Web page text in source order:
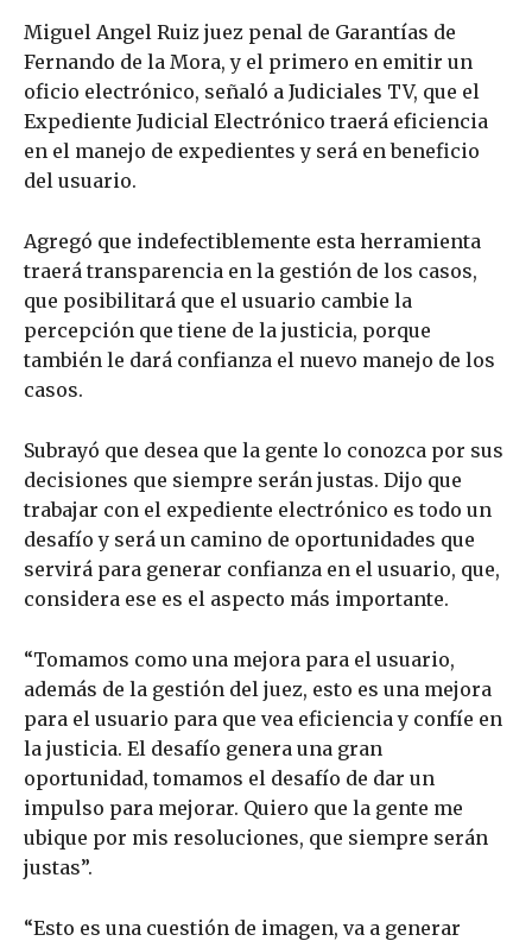
Miguel Angel Ruiz juez penal de Garantías de
Fernando de la Mora, y el primero en emitir un
oficio electrónico, señaló a Judiciales TV, que el
Expediente Judicial Electrónico traerá eficiencia
en el manejo de expedientes y será en beneficio
del usuario.
Agregó que indefectiblemente esta herramienta
traerá transparencia en la gestión de los casos,
que posibilitará que el usuario cambie la
percepción que tiene de la justicia, porque
también le dará confianza el nuevo manejo de los
casos.
Subrayó que desea que la gente lo conozca por sus
decisiones que siempre serán justas. Dijo que
trabajar con el expediente electrónico es todo un
desafío y será un camino de oportunidades que
servirá para generar confianza en el usuario, que,
considera ese es el aspecto más importante.
“Tomamos como una mejora para el usuario,
además de la gestión del juez, esto es una mejora
para el usuario para que vea eficiencia y confíe en
la justicia. El desafío genera una gran
oportunidad, tomamos el desafío de dar un
impulso para mejorar. Quiero que la gente me
ubique por mis resoluciones, que siempre serán
justas”.
“Esto es una cuestión de imagen, va a generar